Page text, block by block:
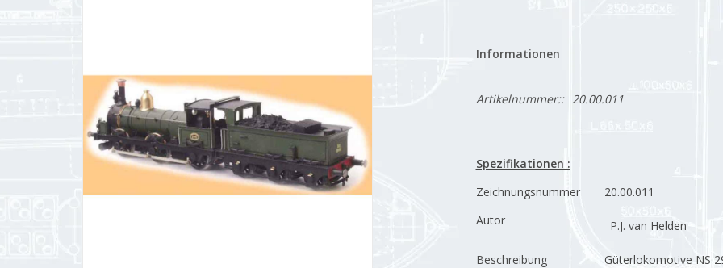
Informationen
Artikelnummer:: 20.00.011
Spezifikationen :
Zeichnungsnummer
20.00.011
Autor
P.J. van Helden
Beschreibung
Güterlokomotive NS